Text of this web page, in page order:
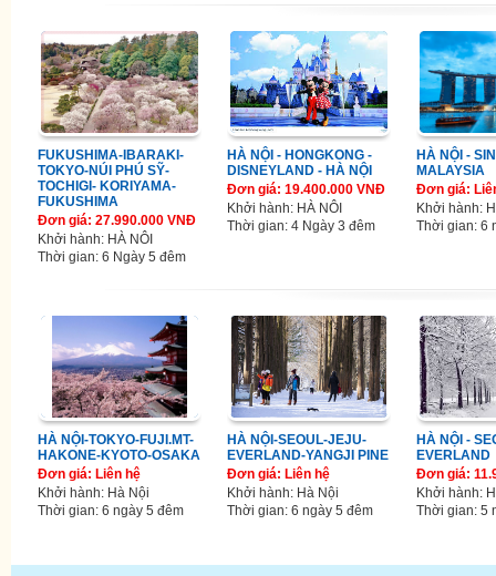
FUKUSHIMA-IBARAKI-
TOKYO-NÚI PHÚ SỸ-
TOCHIGI- KORIYAMA-
FUKUSHIMA
Đơn giá: 27.990.000 VNĐ
Khởi hành: HÀ NÔI
Thời gian: 6 Ngày 5 đêm
HÀ NỘI - HONGKONG -
DISNEYLAND - HÀ NỘI
Đơn giá: 19.400.000 VNĐ
Khởi hành: HÀ NÔI
Thời gian: 4 Ngày 3 đêm
HÀ NỘI -
MALAYSIA
Đơn giá:
Khởi hành:
Thời gian: 6
HÀ NỘI-TOKYO-FUJI.MT-
HAKONE-KYOTO-OSAKA
Đơn giá: Liên hệ
Khởi hành: Hà Nội
Thời gian: 6 ngày 5 đêm
HÀ NỘI-SEOUL-JEJU-
EVERLAND-YANGJI PINE
Đơn giá: Liên hệ
Khởi hành: Hà Nội
Thời gian: 6 ngày 5 đêm
HÀ NỘI -
EVERLAND
Đơn giá:
Khởi hành:
Thời gian: 5